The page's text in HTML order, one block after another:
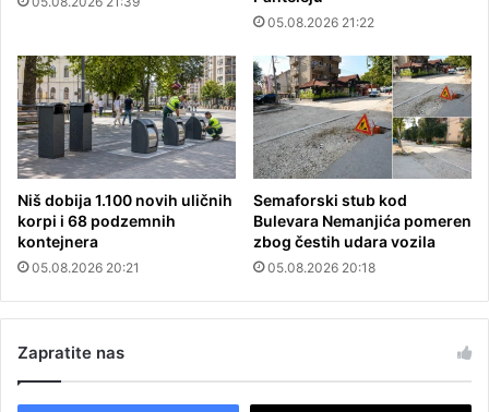
05.08.2026 21:22
Niš dobija 1.100 novih uličnih
korpi i 68 podzemnih
kontejnera
05.08.2026 20:21
Semaforski stub kod
Bulevara Nemanjića pomeren
zbog čestih udara vozila
05.08.2026 20:18
Zapratite nas